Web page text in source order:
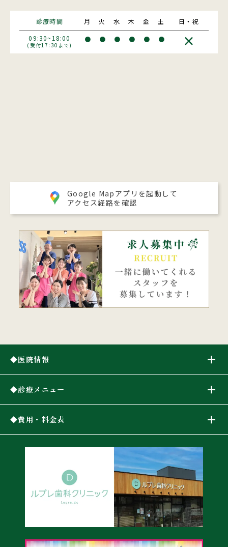
診療時間 月 火 水 木 金 土
日・祝
09:30~18:00
(受付17:30まで)
● ● ● ● ● ● ×
Google Mapアプリを起動して
アクセス経路を確認
医院情報
診療メニュー
費用・料金表